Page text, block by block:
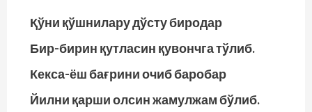
Қўни қўшнилару дўсту биродар
Бир-бирин қутласин қувончга тўлиб.
Кекса-ёш бағрини очиб баробар
Йилни қарши олсин жамулжам бўлиб.